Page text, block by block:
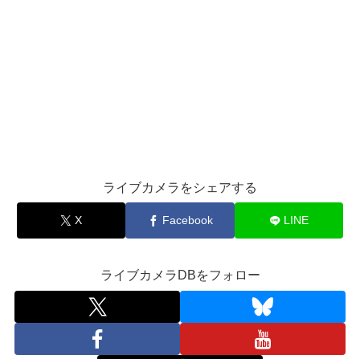
ライブカメラをシェアする
X Facebook LINE
ライブカメラDBをフォロー